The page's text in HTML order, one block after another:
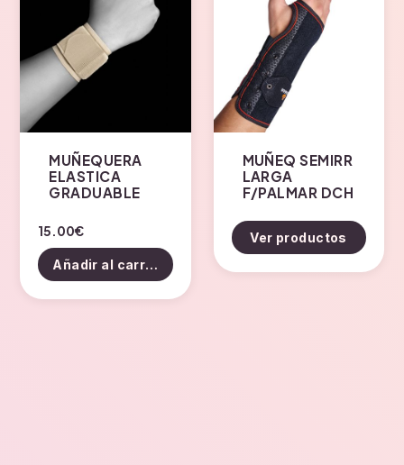
pueden
elegir
en
la
página
de
producto
MUÑEQUERA
ELASTICA
GRADUABLE
15.00€
Añadir al carrito
MUÑEQ SEMIRR
LARGA
F/PALMAR DCH
Ver productos